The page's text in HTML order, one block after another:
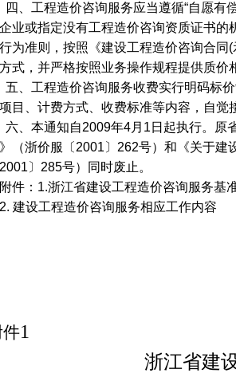
四、工程造价咨询服务应当遵循“自愿有
业或指定没有工程造价咨询资质证书
为准则，按照《建设工程造价咨询合同 (
式，并严格按照业务操作规程提供质价
五、工程造价咨询服务收费实行明码标
目、计费方式、收费标准等内容，自觉
六、本通知自2009年4月 1 日 起执行。原
（浙价服〔 2001 〕 262号）和《关于建
2001 〕 285号）同时废止。
附件： 1.浙江省建设工程造价咨询服务基
2. 建设工程造价咨询服务相应工作内容
件1
浙江省建